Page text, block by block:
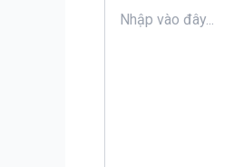
vào